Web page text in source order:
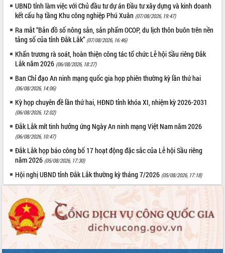
UBND tỉnh làm việc với Chủ đầu tư dự án Đầu tư xây dựng và kinh doanh
kết cấu hạ tầng Khu công nghiệp Phú Xuân (07/08/2026, 19:47)
Ra mắt “Bản đồ số nông sản, sản phẩm OCOP, du lịch thôn buôn trên nền
tảng số của tỉnh Đắk Lắk” (07/08/2026, 16:46)
Khẩn trương rà soát, hoàn thiện công tác tổ chức Lễ hội Sầu riêng Đắk
Lắk năm 2026 (06/08/2026, 18:27)
Ban Chỉ đạo An ninh mạng quốc gia họp phiên thường kỳ lần thứ hai
(06/08/2026, 14:06)
Kỳ họp chuyên đề lần thứ hai, HĐND tỉnh khóa XI, nhiệm kỳ 2026-2031
(06/08/2026, 12:02)
Đắk Lắk mít tinh hưởng ứng Ngày An ninh mạng Việt Nam năm 2026
(06/08/2026, 10:47)
Đắk Lắk họp báo công bố 17 hoạt động đặc sắc của Lễ hội Sầu riêng
năm 2026 (05/08/2026, 17:30)
Hội nghị UBND tỉnh Đắk Lắk thường kỳ tháng 7/2026 (05/08/2026, 17:18)